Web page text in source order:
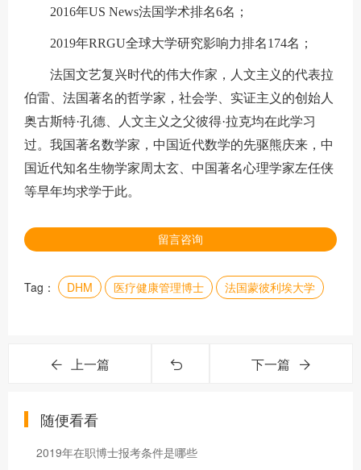
2016年US News法国学术排名6名；
2019年RRGU全球大学研究影响力排名174名；
法国文艺复兴时代的伟大作家，人文主义的代表拉
伯雷、法国著名的哲学家，社会学、实证主义的创始人
奥古斯特·孔德、人文主义之父彼得·拉克均在此学习
过。我国著名数学家，中国近代数学的先驱熊庆来，中
国近代知名生物学家周太玄、中国著名心理学家左任侠
等早年均求学于此。
留言咨询
Tag： DHM 医疗健康管理博士 法国蒙彼利埃大学
上一篇 下一篇
随便看看
2019年在职博士报考条件是哪些